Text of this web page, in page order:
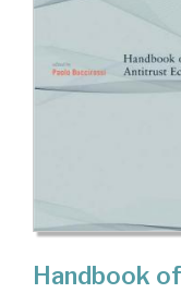
Handbook